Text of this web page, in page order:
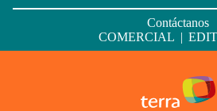
Contáctanos
COMERCIAL |